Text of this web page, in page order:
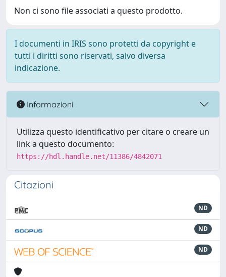
Non ci sono file associati a questo prodotto.
I documenti in IRIS sono protetti da copyright e
tutti i diritti sono riservati, salvo diversa
indicazione.
Informazioni
Utilizza questo identificativo per citare o creare un
link a questo documento:
https://hdl.handle.net/11386/4842071
Citazioni
ND
ND
ND